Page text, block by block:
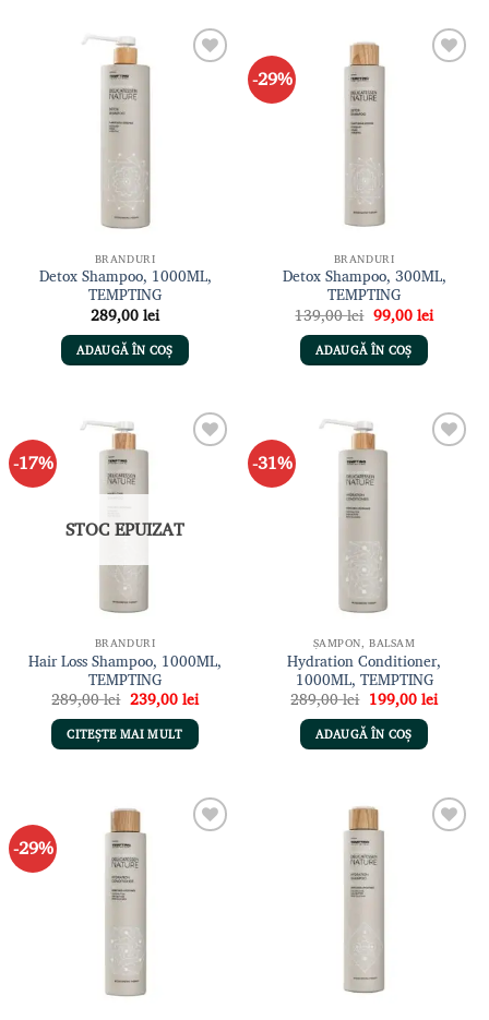
BRANDURI
Detox Shampoo, 1000ML,
TEMPTING
289,00lei
ADAUGĂ ÎN COȘ
-29%
BRANDURI
Detox Shampoo, 300ML,
TEMPTING
139,00lei Prețul
inițial
a
fost:
139,00 lei.
99,00leiPrețul
curent
ADAUGĂ ÎN COȘ
-17%
STOC EPUIZAT
BRANDURI
Hair Loss Shampoo, 1000ML,
TEMPTING
289,00lei Prețul
inițial
a
fost:
289,00 lei.
239,00leiPrețul
curent
este:
239,00 lei.
CITEȘTE MAI MULT
-31%
ȘAMPON, BALSAM
Hydration Conditioner,
1000ML, TEMPTING
289,00lei Prețul
inițial
a
fost:
289,00 lei.
199,00leiPrețul
curent
ADAUGĂ ÎN COȘ
-29%